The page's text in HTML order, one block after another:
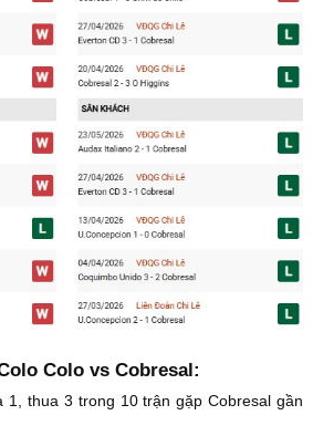
Colo vs Cobresal:
1, thua 3 trong 10 trận gặp Cobresal gần